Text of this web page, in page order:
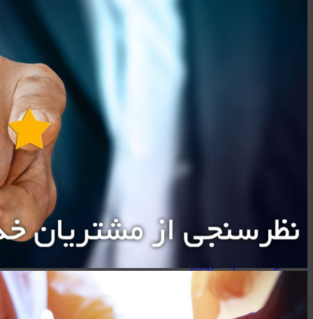
هدفون/هندزفری/ایربادز
کیو سی وای - QCY
هایلو - Haylou
سیبراتون - Sibraton